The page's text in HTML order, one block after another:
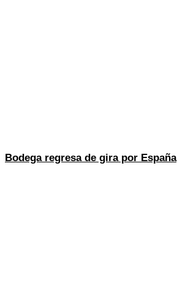
Bodega regresa de gira por España